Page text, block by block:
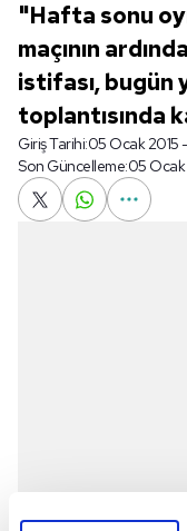
"Hafta sonu
maçının
istifası, bugün
toplantısında
Giriş Tarihi:05 Ocak
Son Güncelleme:05 Ocak